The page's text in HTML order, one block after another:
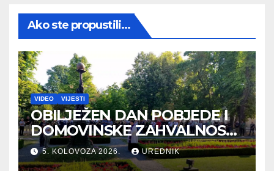
Ako ste propustili...
VIDEO VIJESTI
OBILJEŽEN DAN POBJEDE I
DOMOVINSKE ZAHVALNOSTI
TE DAN HRVATSKIH
BRANITELJA
5. KOLOVOZA 2026. UREDNIK